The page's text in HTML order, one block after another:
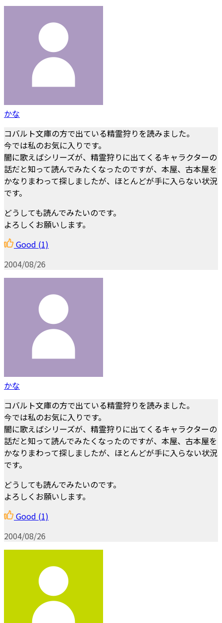
かな
コバルト文庫の方で出ている精霊狩りを読みました。
今では私のお気に入りです。
闇に歌えばシリーズが、精霊狩りに出てくるキャラクターの
話だと知って読んでみたくなったのですが、本屋、古本屋を
かなりまわって探しましたが、ほとんどが手に入らない状況
です。
どうしても読んでみたいのです。
よろしくお願いします。
Good (1)
2004/08/26
かな
コバルト文庫の方で出ている精霊狩りを読みました。
今では私のお気に入りです。
闇に歌えばシリーズが、精霊狩りに出てくるキャラクターの
話だと知って読んでみたくなったのですが、本屋、古本屋を
かなりまわって探しましたが、ほとんどが手に入らない状況
です。
どうしても読んでみたいのです。
よろしくお願いします。
Good (1)
2004/08/26